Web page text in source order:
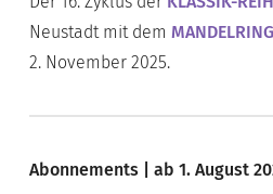
Neustadt mit dem
2. November 2025.
Abonnements | ab 1. August